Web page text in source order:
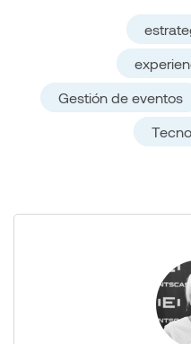
Gestión de eventos